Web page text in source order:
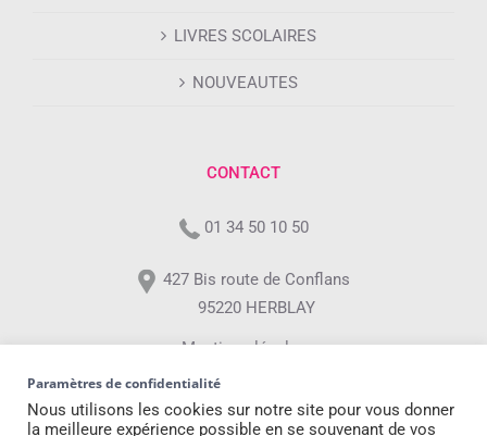
LIVRES SCOLAIRES
NOUVEAUTES
CONTACT
01 34 50 10 50
427 Bis route de Conflans
95220 HERBLAY
Mentions légales
Professionnels
Paramètres de confidentialité
Nous utilisons les cookies sur notre site pour vous donner
la meilleure expérience possible en se souvenant de vos